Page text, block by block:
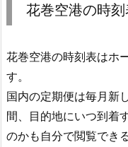
花巻空港の時刻
花巻空港の時刻表はホ
す。
国内の定期便は毎月新
間、目的地にいつ到着
のかも自分で閲覧でき